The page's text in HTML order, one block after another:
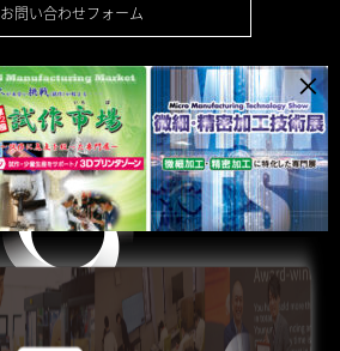
お問い合わせフォーム
お見積り